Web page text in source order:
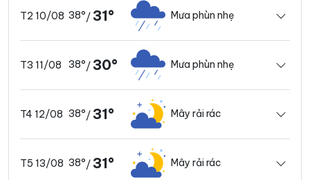
T2 10/08 38°/31° Mưa phùn nhẹ
T3 11/08 38°/30° Mưa phùn nhẹ
T4 12/08 38°/31° Mây rải rác
T5 13/08 38°/31° Mây rải rác